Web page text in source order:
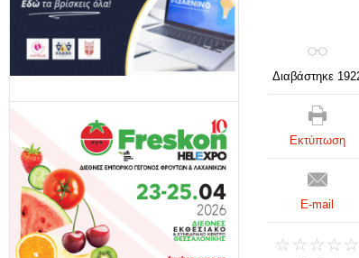
Διαβάστηκε
Εκτύπωση
E-mail